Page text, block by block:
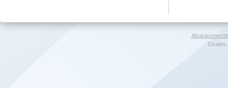
Atsauksmes/
Dizains